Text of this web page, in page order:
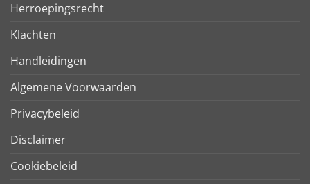
Herroepingsrecht
Klachten
Handleidingen
Algemene Voorwaarden
Privacybeleid
Disclaimer
Cookiebeleid